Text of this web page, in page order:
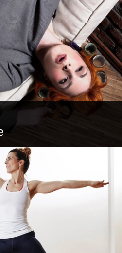
| Harmonische
| Edle Stoffe